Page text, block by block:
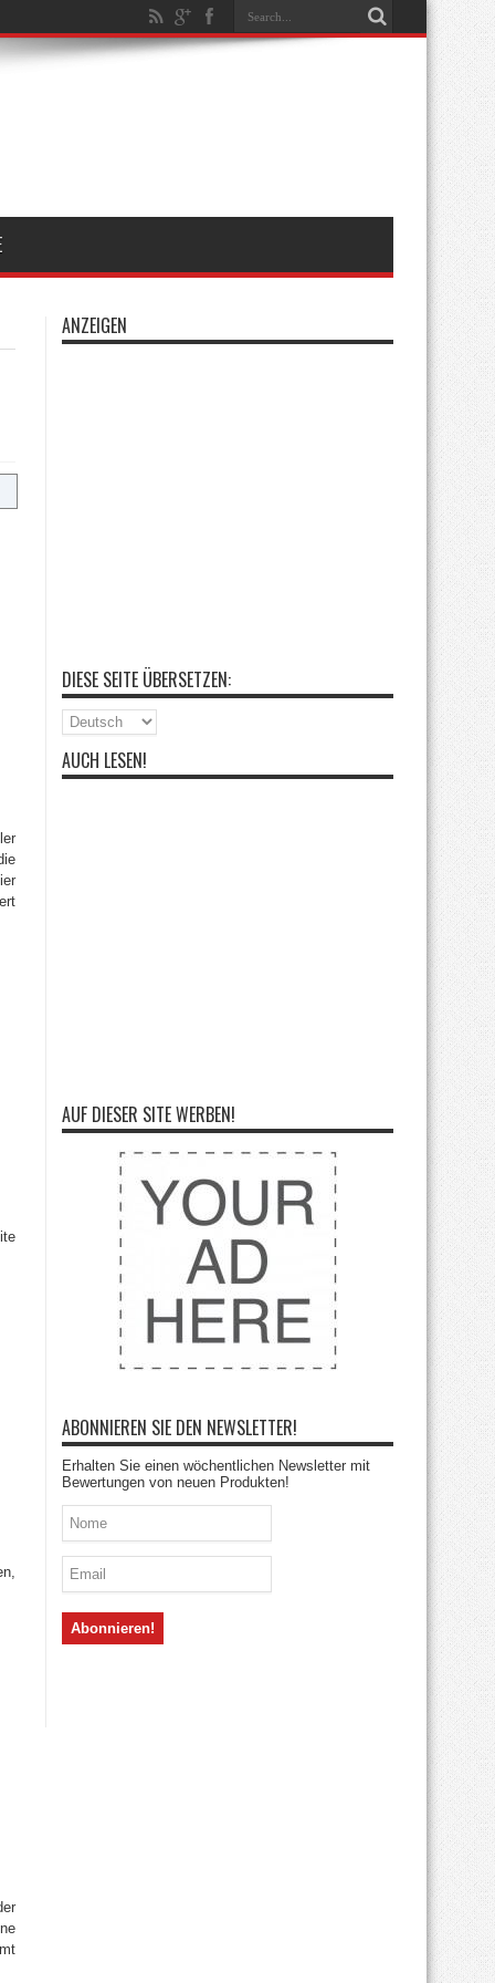
ANZEIGEN
DIESE SEITE ÜBERSETZEN:
AUCH LESEN!
AUF DIESER SITE WERBEN!
ABONNIEREN SIE DEN NEWSLETTER!
Erhalten Sie einen wöchentlichen Newsletter mit
Bewertungen von neuen Produkten!